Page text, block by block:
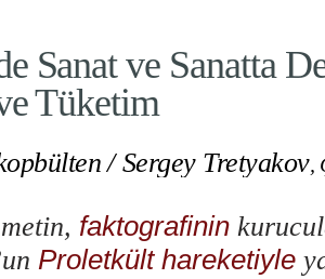
Sanat ve Sanatta
Tüketim
/Sergey Tretyakov,
faktografinin
Proletkült hareketiyle